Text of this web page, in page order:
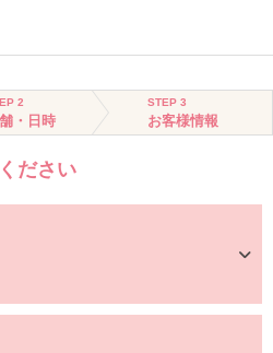
2
・日時
STEP 3
お客様情報
ださい